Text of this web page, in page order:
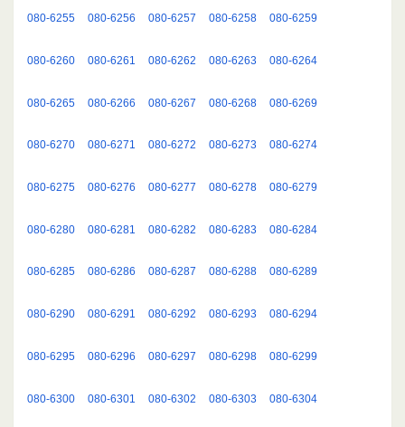
080-6255 080-6256 080-6257 080-6258 080-6259
080-6260 080-6261 080-6262 080-6263 080-6264
080-6265 080-6266 080-6267 080-6268 080-6269
080-6270 080-6271 080-6272 080-6273 080-6274
080-6275 080-6276 080-6277 080-6278 080-6279
080-6280 080-6281 080-6282 080-6283 080-6284
080-6285 080-6286 080-6287 080-6288 080-6289
080-6290 080-6291 080-6292 080-6293 080-6294
080-6295 080-6296 080-6297 080-6298 080-6299
080-6300 080-6301 080-6302 080-6303 080-6304